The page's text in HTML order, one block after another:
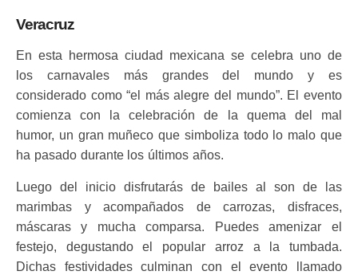
Veracruz
En esta hermosa ciudad mexicana se celebra uno de
los carnavales más grandes del mundo y es
considerado como “el más alegre del mundo”. El evento
comienza con la celebración de la quema del mal
humor, un gran muñeco que simboliza todo lo malo que
ha pasado durante los últimos años.
Luego del inicio disfrutarás de bailes al son de las
marimbas y acompañados de carrozas, disfraces,
máscaras y mucha comparsa. Puedes amenizar el
festejo, degustando el popular arroz a la tumbada.
Dichas festividades culminan con el evento llamado